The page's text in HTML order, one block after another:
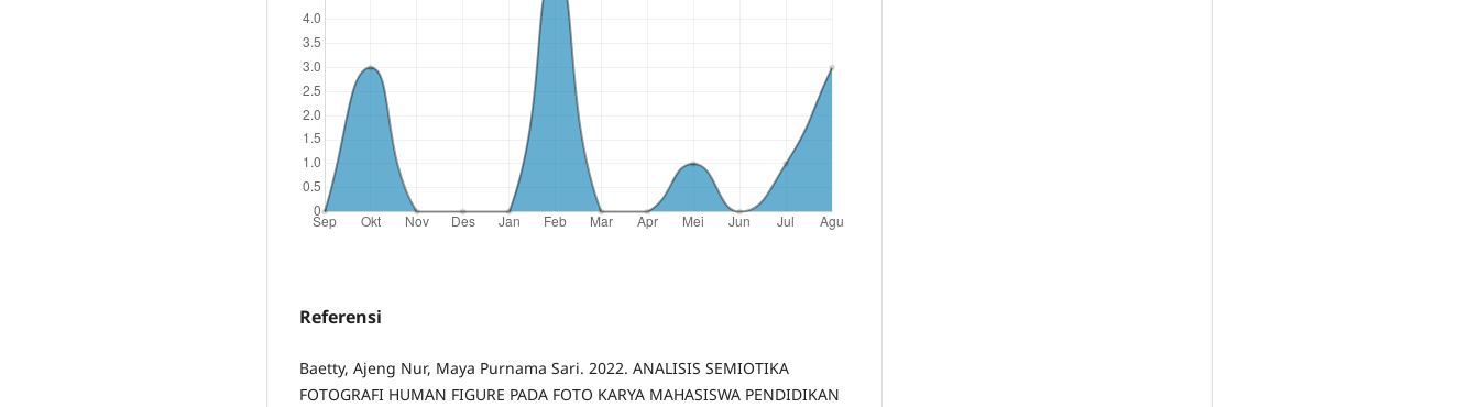
Referensi
Baetty, Ajeng Nur, Maya Purnama Sari. 2022. ANALISIS SEMIOTIKA
FOTOGRAFI HUMAN FIGURE PADA FOTO KARYA MAHASISWA PENDIDIKAN